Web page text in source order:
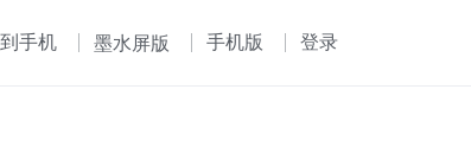
手机 墨水屏版 手机版 登录